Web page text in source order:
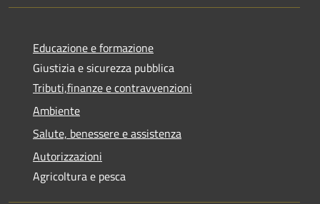
Educazione e formazione
Giustizia e sicurezza pubblica
Tributi,finanze e contravvenzioni
Ambiente
Salute, benessere e assistenza
Autorizzazioni
Agricoltura e pesca